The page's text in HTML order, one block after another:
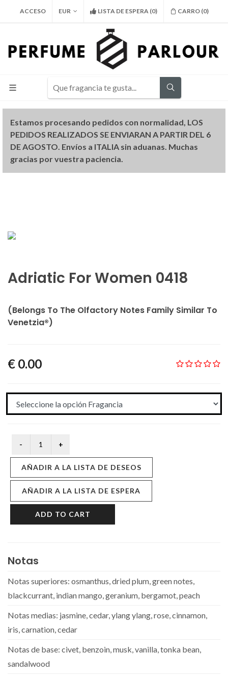
ACCESO EUR LISTA DE ESPERA(0) CARRO (0)
Estamos procesando pedidos con normalidad, LOS
PEDIDOS REALIZADOS SE ENVIARAN A PARTIR DEL 6
DE AGOSTO. Envíos a ITALIA sin aduanas. Muchas
gracias por vuestra paciencia.
Adriatic For Women 0418
(Belongs To The Olfactory Notes Family Similar To
Venetzia®)
€ 0.00
AÑADIR A LA LISTA DE DESEOS
AÑADIR A LA LISTA DE ESPERA
ADD TO CART
Notas
Notas superiores: osmanthus, dried plum, green notes,
blackcurrant, indian mango, geranium, bergamot, peach
Notas medias: jasmine, cedar, ylang ylang, rose, cinnamon,
iris, carnation, cedar
Notas de base: civet, benzoin, musk, vanilla, tonka bean,
sandalwood